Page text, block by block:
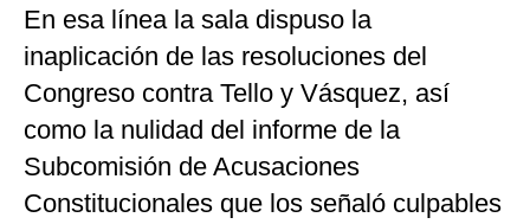
En esa línea la sala dispuso la
inaplicación de las resoluciones del
Congreso contra Tello y Vásquez, así
como la nulidad del informe de la
Subcomisión de Acusaciones
Constitucionales que los señaló culpables